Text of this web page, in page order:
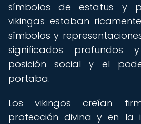
símbolos de estatus y
vikingas estaban
símbolos y
significados profundos
posición social y el
portaba.
Los vikingos creían
protección divina y en la